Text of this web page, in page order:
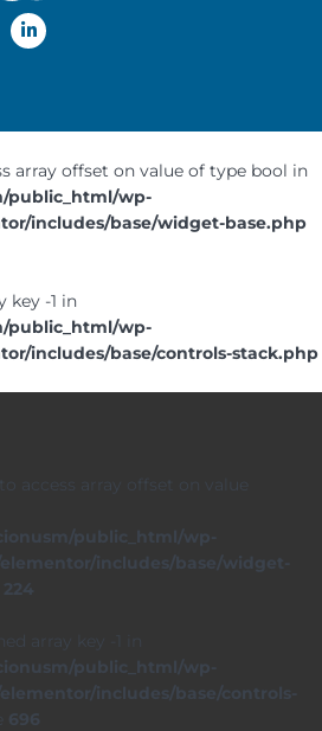
array offset on value of type bool in
public_html/wp-
includes/base/widget-base.php
key -1 in
public_html/wp-
includes/base/controls-stack.php
access array offset on value
public_html/wp-
includes/base/widget-
224
array key -1 in
public_html/wp-
includes/base/controls-
696